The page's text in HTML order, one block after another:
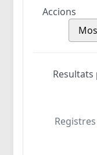
Accions